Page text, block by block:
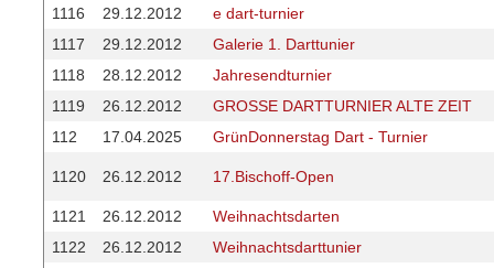
1116
29.12.2012
e dart-turnier
1117
29.12.2012
Galerie 1. Darttunier
1118
28.12.2012
Jahresendturnier
1119
26.12.2012
GROSSE DARTTURNIER ALTE ZEIT
112
17.04.2025 GrünDonnerstag Dart - Turnier
1120 26.12.2012 17.Bischoff-Open
1121 26.12.2012
Weihnachtsdarten
1122
26.12.2012
Weihnachtsdarttunier